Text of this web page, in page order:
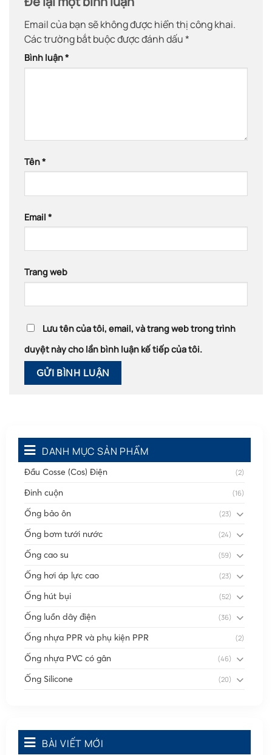
Email của bạn sẽ không được hiển thị công khai.
Các trường bắt buộc được đánh dấu*
Bình luận*
Tên*
Email *
Trang web
Lưu tên của tôi, email, và trang web trong trình
duyệt này cho lần bình luận kế tiếp của tôi.
DANH MỤC SẢN PHẨM
Đầu Cosse (Cos) Điện (2)
Đinh cuộn (16)
Ống bảo ôn (23)
Ống bơm tưới nước (24)
Ống cao su (59)
Ống hơi áp lực cao (23)
Ống hút bụi (52)
Ống luồn dây điện (36)
Ống nhựa PPR và phụ kiện PPR (2)
Ống nhựa PVC có gân (46)
Ống Silicone (20)
Quạt dân dụng
BÀI VIẾT MỚI